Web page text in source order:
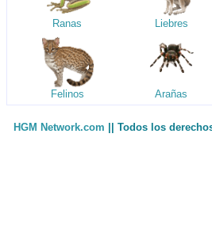
Ranas Liebres
Felinos Arañas
HGM Network.com || Todos los